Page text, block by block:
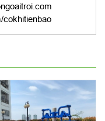
cokhitienbao